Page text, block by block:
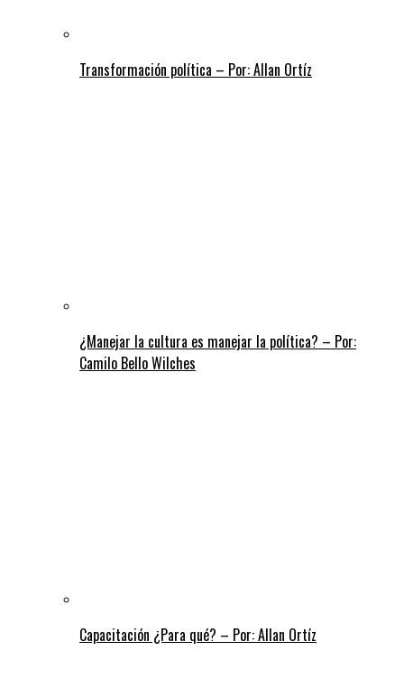
Transformación política – Por: Allan Ortíz
¿Manejar la cultura es manejar la política? – Por:
Camilo Bello Wilches
Capacitación ¿Para qué? – Por: Allan Ortíz